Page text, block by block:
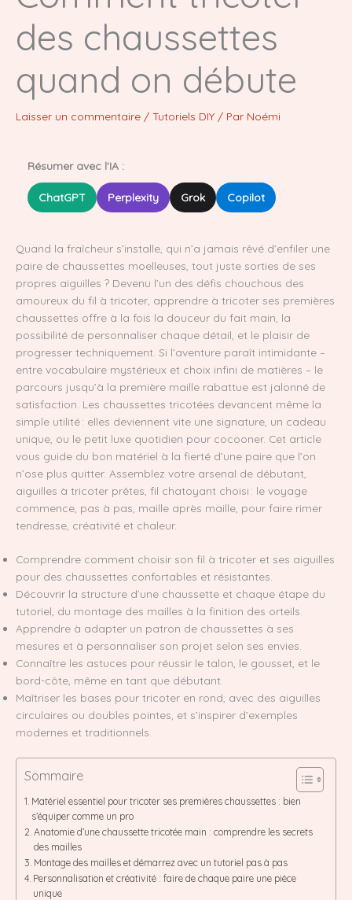
des chaussettes
quand on débute
Laisser un commentaire / Tutoriels DIY / Par Noémi
Résumer avec l'IA :
ChatGPT Perplexity Grok Copilot
Quand la fraîcheur s’installe, qui n’a jamais rêvé d’enfiler une
paire de chaussettes moelleuses, tout juste sorties de ses
propres aiguilles ? Devenu l’un des défis chouchous des
amoureux du fil à tricoter, apprendre à tricoter ses premières
chaussettes offre à la fois la douceur du fait main, la
possibilité de personnaliser chaque détail, et le plaisir de
progresser techniquement. Si l’aventure paraît intimidante –
entre vocabulaire mystérieux et choix infini de matières – le
parcours jusqu’à la première maille rabattue est jalonné de
satisfaction. Les chaussettes tricotées devancent même la
simple utilité : elles deviennent vite une signature, un cadeau
unique, ou le petit luxe quotidien pour cocooner. Cet article
vous guide du bon matériel à la fierté d’une paire que l’on
n’ose plus quitter. Assemblez votre arsenal de débutant,
aiguilles à tricoter prêtes, fil chatoyant choisi : le voyage
commence, pas à pas, maille après maille, pour faire rimer
tendresse, créativité et chaleur.
Comprendre comment choisir son fil à tricoter et ses aiguilles
pour des chaussettes confortables et résistantes.
Découvrir la structure d’une chaussette et chaque étape du
tutoriel, du montage des mailles à la finition des orteils.
Apprendre à adapter un patron de chaussettes à ses
mesures et à personnaliser son projet selon ses envies.
Connaître les astuces pour réussir le talon, le gousset, et le
bord-côte, même en tant que débutant.
Maîtriser les bases pour tricoter en rond, avec des aiguilles
circulaires ou doubles pointes, et s’inspirer d’exemples
modernes et traditionnels.
Sommaire
Matériel essentiel pour tricoter ses premières chaussettes : bien
s’équiper comme un pro
Anatomie d’une chaussette tricotée main : comprendre les secrets
des mailles
Montage des mailles et démarrez avec un tutoriel pas à pas
Personnalisation et créativité : faire de chaque paire une pièce
unique